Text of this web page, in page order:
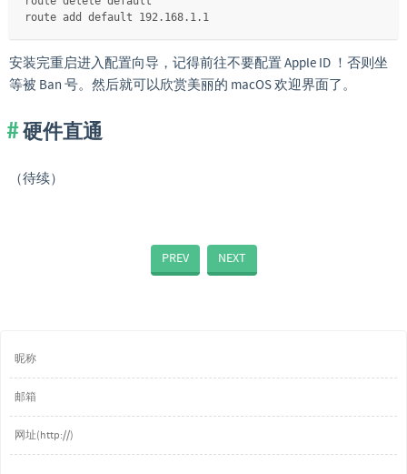
route add default 192.168.1.1
安装完重启进入配置向导，记得前往不要配置 Apple ID ！否则坐
等被 Ban 号。然后就可以欣赏美丽的 macOS 欢迎界面了。
硬件直通
（待续）
PREV NEXT